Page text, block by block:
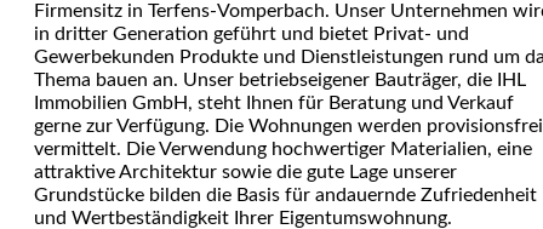
Firmensitz in Terfens-Vomperbach. Unser Unternehmen
in dritter Generation geführt und bietet Privat- und
Gewerbekunden Produkte und Dienstleistungen rund um
Thema bauen an. Unser betriebseigener Bauträger, die IHL
Immobilien GmbH, steht Ihnen für Beratung und Verkauf
gerne zur Verfügung. Die Wohnungen werden provisionsfrei
vermittelt. Die Verwendung hochwertiger Materialien, eine
attraktive Architektur sowie die gute Lage unserer
Grundstücke bilden die Basis für andauernde Zufriedenheit
und Wertbeständigkeit Ihrer Eigentumswohnung.